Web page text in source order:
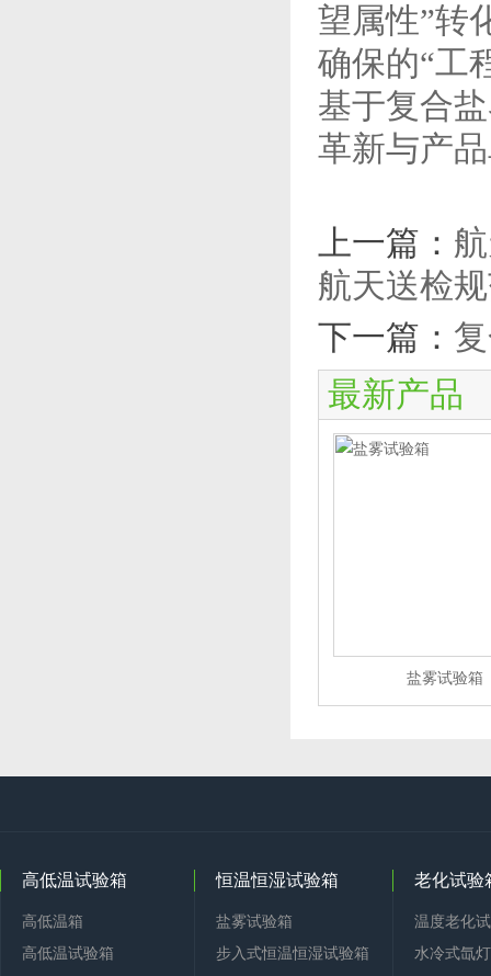
望属性”转
确保的“工
基于复合
革新与产
上一篇：
航天送检
下一篇：
最新产品
盐雾试验箱
高低温试验箱
高低温箱
高低温试验箱
恒温恒湿试验箱
盐雾试验箱
步入式恒温恒湿试验箱
老化试验
温度老化
水冷式氙